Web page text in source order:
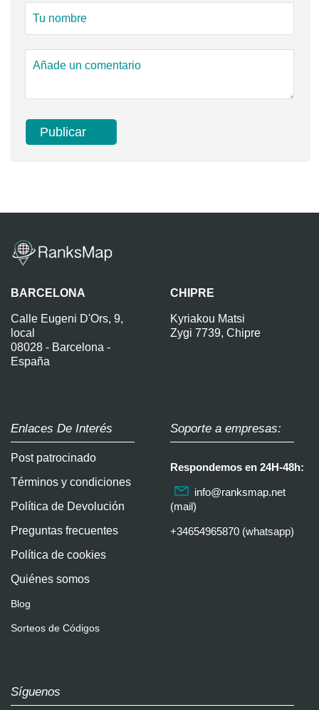
BARCELONA
Calle Eugeni D'Ors, 9,
local
08028 - Barcelona -
España
CHIPRE
Kyriakou Matsi
Zygi 7739, Chipre
Enlaces De Interés
Post patrocinado
Términos y condiciones
Política de Devolución
Preguntas frecuentes
Política de cookies
Quiénes somos
Blog
Sorteos de Códigos
Soporte a empresas:
Respondemos en 24H-48h:
info@ranksmap.net
(mail)
+34654965870 (whatsapp)
Síguenos